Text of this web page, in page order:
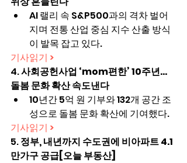
AI 랠리 속 S&P500과의 격차 벌어
지며 전통 산업 중심 지수 산출 방식
이 발목 잡고 있다.
기사읽기 >
4. 사회공헌사업 ‘mom편한’ 10주년…
돌봄 문화 확산 속도낸다
10년간 5억 원 기부와 132개 공간 조
성으로 돌봄 문화 확산에 기여했다.
기사읽기 >
5. 정부, 내년까지 수도권에 비아파트 4.1
만가구 공급[오늘 부동산]